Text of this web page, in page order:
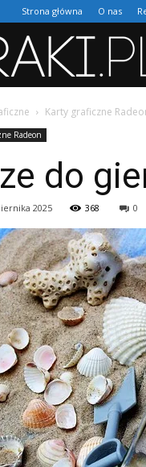
Strona główna O nas
Karty graficzne
Radeon
do
2025 368 0